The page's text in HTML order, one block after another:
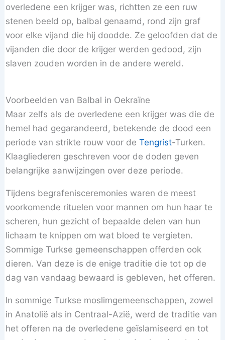
overledene een krijger was, richtten ze een ruw
stenen beeld op, balbal genaamd, rond zijn graf
voor elke vijand die hij doodde. Ze geloofden dat de
vijanden die door de krijger werden gedood, zijn
slaven zouden worden in de andere wereld.
Voorbeelden van Balbal in Oekraïne
Maar zelfs als de overledene een krijger was die de
hemel had gegarandeerd, betekende de dood een
periode van strikte rouw voor deTengrist-Turken.
Klaagliederen geschreven voor de doden geven
belangrijke aanwijzingen over deze periode.
Tijdens begrafenisceremonies waren de meest
voorkomende rituelen voor mannen om hun haar te
scheren, hun gezicht of bepaalde delen van hun
lichaam te knippen om wat bloed te vergieten.
Sommige Turkse gemeenschappen offerden ook
dieren. Van deze is de enige traditie die tot op de
dag van vandaag bewaard is gebleven, het offeren.
In sommige Turkse moslimgemeenschappen, zowel
in Anatolië als in Centraal-Azië, werd de traditie van
het offeren na de overledene geïslamiseerd en tot